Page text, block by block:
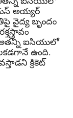
అయ్య‌ర్
వైద్య బృందం
అత‌న్ని ఐసియులో
ఉంది.
క్రికెట్